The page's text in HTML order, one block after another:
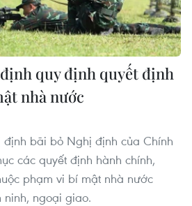
quy định quyết định
nhà nước
bãi bỏ Nghị định của Chính
các quyết định hành chính,
phạm vi bí mật nhà nước
ninh, ngoại giao.